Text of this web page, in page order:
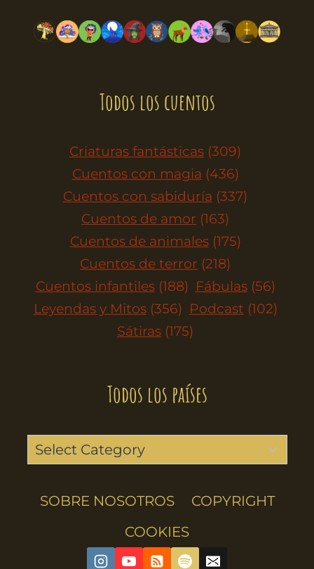
Todos los cuentos
Criaturas fantásticas (309)
Cuentos con magia (436)
Cuentos con sabiduría (337)
Cuentos de amor (163)
Cuentos de animales (175)
Cuentos de terror (218)
Cuentos infantiles (188) Fábulas (56)
Leyendas y Mitos (356) Podcast (102)
Sátiras (175)
Todos los países
SOBRE NOSOTROS
COPYRIGHT
COOKIES